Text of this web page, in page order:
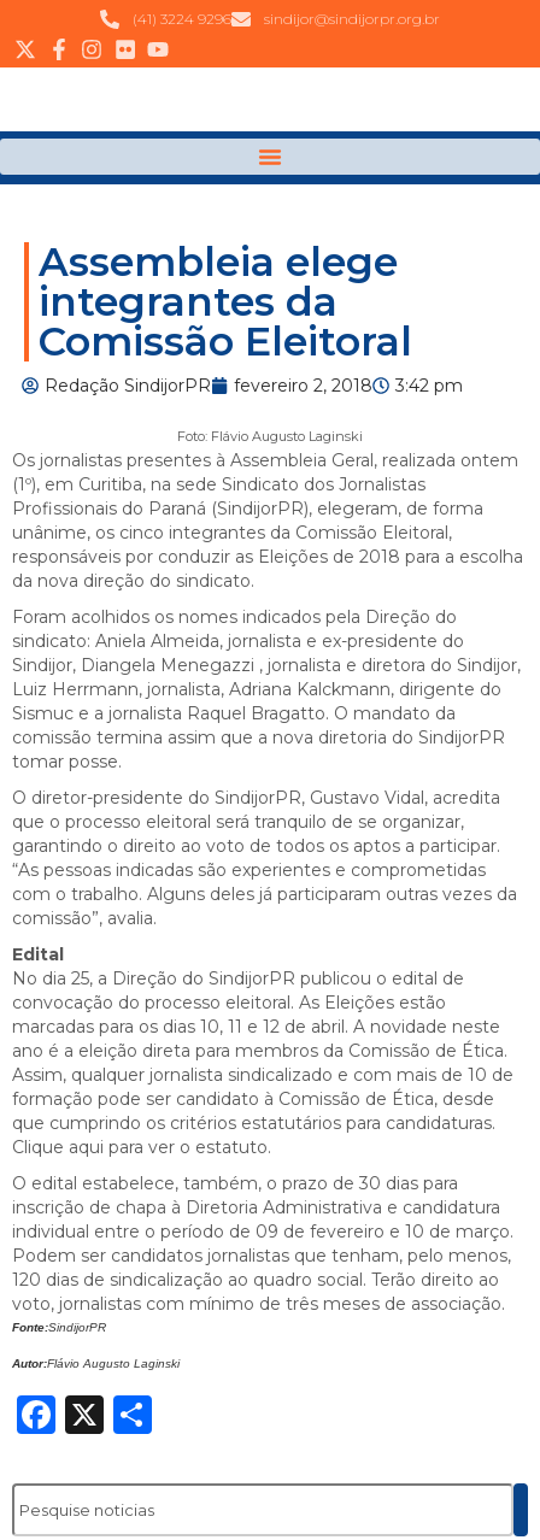
(41) 3224 9296 sindijor@sindijorpr.org.br
Assembleia elege
integrantes da
Comissão Eleitoral
Redação SindijorPR fevereiro 2, 2018 3:42 pm
Foto: Flávio Augusto Laginski
Os jornalistas presentes à Assembleia Geral, realizada ontem
(1º), em Curitiba, na sede Sindicato dos Jornalistas
Profissionais do Paraná (SindijorPR), elegeram, de forma
unânime, os cinco integrantes da Comissão Eleitoral,
responsáveis por conduzir as Eleições de 2018 para a escolha
da nova direção do sindicato.
Foram acolhidos os nomes indicados pela Direção do
sindicato: Aniela Almeida, jornalista e ex-presidente do
Sindijor, Diangela Menegazzi , jornalista e diretora do Sindijor,
Luiz Herrmann, jornalista, Adriana Kalckmann, dirigente do
Sismuc e a jornalista Raquel Bragatto. O mandato da
comissão termina assim que a nova diretoria do SindijorPR
tomar posse.
O diretor-presidente do SindijorPR, Gustavo Vidal, acredita
que o processo eleitoral será tranquilo de se organizar,
garantindo o direito ao voto de todos os aptos a participar.
“As pessoas indicadas são experientes e comprometidas
com o trabalho. Alguns deles já participaram outras vezes da
comissão”, avalia.
Edital
No dia 25, a Direção do SindijorPR publicou o edital de
convocação do processo eleitoral. As Eleições estão
marcadas para os dias 10, 11 e 12 de abril. A novidade neste
ano é a eleição direta para membros da Comissão de Ética.
Assim, qualquer jornalista sindicalizado e com mais de 10 de
formação pode ser candidato à Comissão de Ética, desde
que cumprindo os critérios estatutários para candidaturas.
Clique aqui para ver o estatuto.
O edital estabelece, também, o prazo de 30 dias para
inscrição de chapa à Diretoria Administrativa e candidatura
individual entre o período de 09 de fevereiro e 10 de março.
Podem ser candidatos jornalistas que tenham, pelo menos,
120 dias de sindicalização ao quadro social. Terão direito ao
voto, jornalistas com mínimo de três meses de associação.
Fonte:SindijorPR
Autor:Flávio Augusto Laginski
Facebook
X